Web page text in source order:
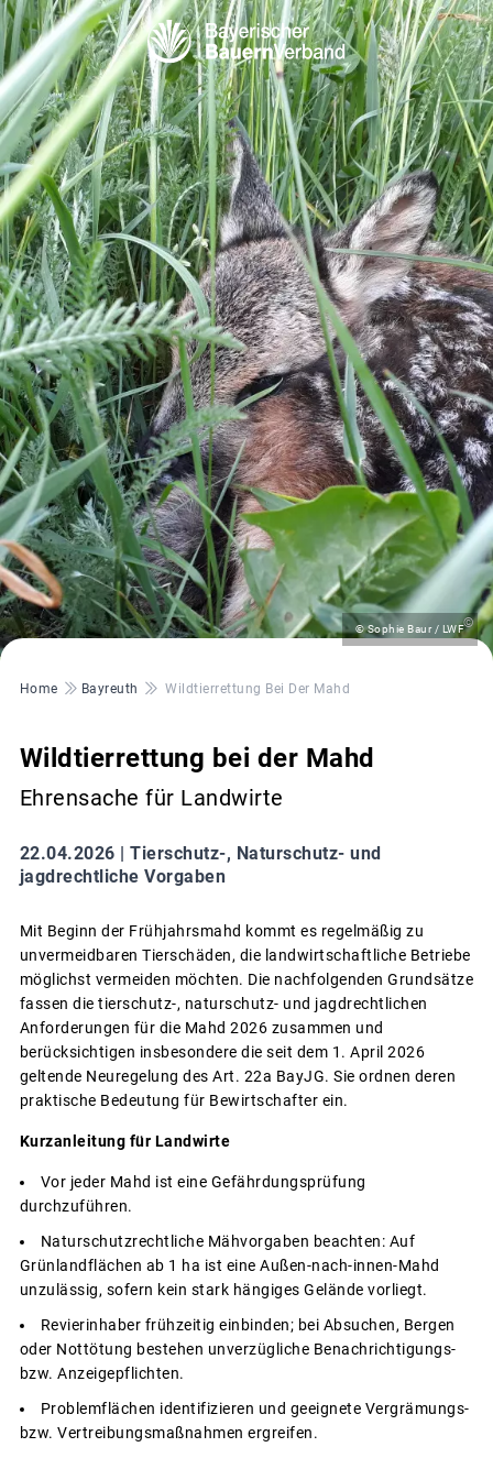
© Sophie Baur / LWF©
Pfadnavigation
Home Bayreuth Wildtierrettung Bei Der Mahd
Wildtierrettung bei der Mahd
Ehrensache für Landwirte
22.04.2026 | Tierschutz-, Naturschutz- und
jagdrechtliche Vorgaben
Mit Beginn der Frühjahrsmahd kommt es regelmäßig zu
unvermeidbaren Tierschäden, die landwirtschaftliche Betriebe
möglichst vermeiden möchten. Die nachfolgenden Grundsätze
fassen die tierschutz-, naturschutz- und jagdrechtlichen
Anforderungen für die Mahd 2026 zusammen und
berücksichtigen insbesondere die seit dem 1. April 2026
geltende Neuregelung des Art. 22a BayJG. Sie ordnen deren
praktische Bedeutung für Bewirtschafter ein.
Kurzanleitung für Landwirte
Vor jeder Mahd ist eine Gefährdungsprüfung
durchzuführen.
Naturschutzrechtliche Mähvorgaben beachten: Auf
Grünlandflächen ab 1 ha ist eine Außen-nach-innen-Mahd
unzulässig, sofern kein stark hängiges Gelände vorliegt.
Revierinhaber frühzeitig einbinden; bei Absuchen, Bergen
oder Nottötung bestehen unverzügliche Benachrichtigungs-
bzw. Anzeigepflichten.
Problemflächen identifizieren und geeignete Vergrämungs-
bzw. Vertreibungsmaßnahmen ergreifen.